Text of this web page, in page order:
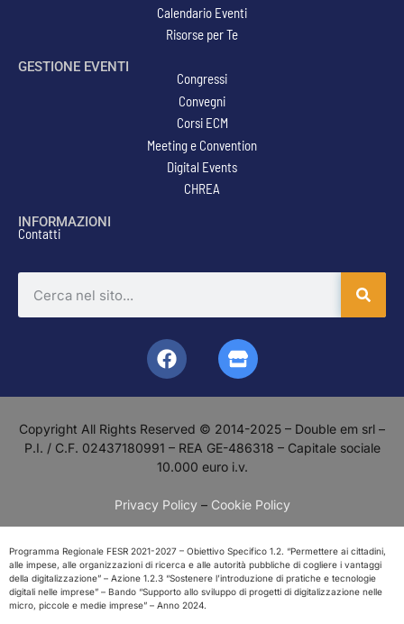
Calendario Eventi
Risorse per Te
GESTIONE EVENTI
Congressi
Convegni
Corsi ECM
Meeting e Convention
Digital Events
CHREA
INFORMAZIONI
Contatti
Copyright All Rights Reserved © 2014-2025 – Double em srl –
P.I. / C.F. 02437180991 – REA GE-486318 – Capitale sociale
10.000 euro i.v.
Privacy Policy– Cookie Policy
Programma Regionale FESR 2021-2027 – Obiettivo Specifico 1.2. “Permettere ai cittadini,
alle impese, alle organizzazioni di ricerca e alle autorità pubbliche di cogliere i vantaggi
della digitalizzazione” – Azione 1.2.3 “Sostenere l’introduzione di pratiche e tecnologie
digitali nelle imprese” – Bando “Supporto allo sviluppo di progetti di digitalizzazione nelle
micro, piccole e medie imprese” – Anno 2024.